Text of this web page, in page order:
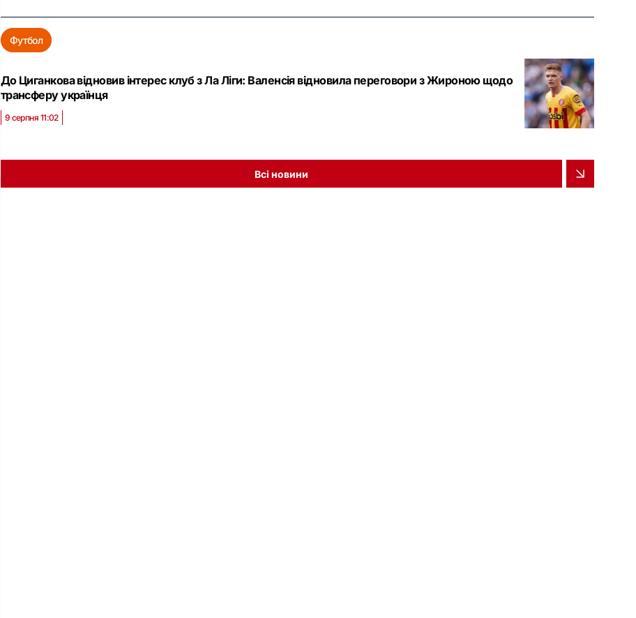
Футбол
До Циганкова відновив інтерес клуб з Ла Ліги: Валенсія відновила переговори з Жироною щодо
трансферу українця
9 серпня 11:02
Всі новини